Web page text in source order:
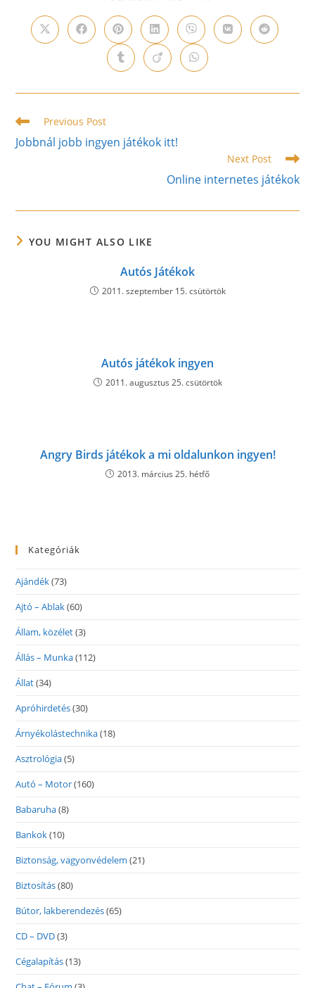
CONTENT
Opens
in
Opens
in
window
Opens
in
a
new
window
Opens
in
a
new
window
Opens
in
a
new
window
Opens
in
Opens
in
Opens
in
new
Opens
in
new
Opens
in
new
Read
more
articles
Previous Post
Jobbnál jobb ingyen játékok itt!
Next Post
Online internetes játékok
YOU MIGHT ALSO LIKE
Autós Játékok
2011. szeptember 15. csütörtök
Autós játékok ingyen
2011. augusztus 25. csütörtök
Angry Birds játékok a mi oldalunkon ingyen!
2013. március 25. hétfő
Kategóriák
Ajándék(73)
Ajtó – Ablak(60)
Állam, közélet(3)
Állás – Munka(112)
Állat(34)
Apróhirdetés(30)
Árnyékolástechnika(18)
Asztrológia(5)
Autó – Motor(160)
Babaruha(8)
Bankok(10)
Biztonság, vagyonvédelem (21)
Biztosítás(80)
Bútor, lakberendezés(65)
CD – DVD(3)
Cégalapítás(13)